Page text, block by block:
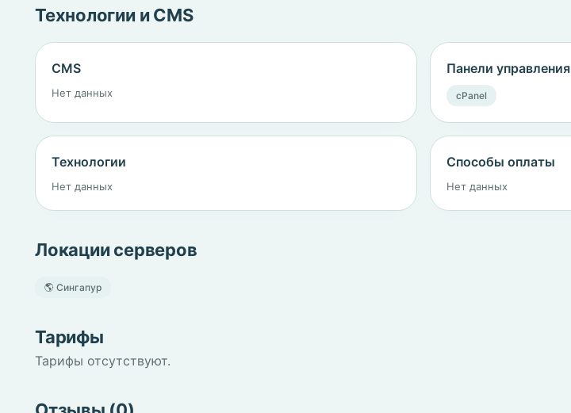
Технологии и CMS
CMS
Нет данных
Панели управления
cPanel
Технологии
Нет данных
Способы оплаты
Нет данных
Локации серверов
🌎 Сингапур
Тарифы
Тарифы отсутствуют.